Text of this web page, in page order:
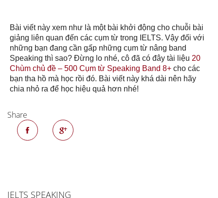
Bài viết này xem như là một bài khởi động cho chuỗi bài
giảng liên quan đến các cụm từ trong IELTS. Vậy đối với
những bạn đang cần gấp những cụm từ nâng band
Speaking thì sao? Đừng lo nhé, cô đã có đây tài liệu 20
Chùm chủ đề – 500 Cụm từ Speaking Band 8+ cho các
bạn tha hồ mà học rồi đó. Bài viết này khá dài nên hãy
chia nhỏ ra để học hiệu quả hơn nhé!
Share
IELTS SPEAKING